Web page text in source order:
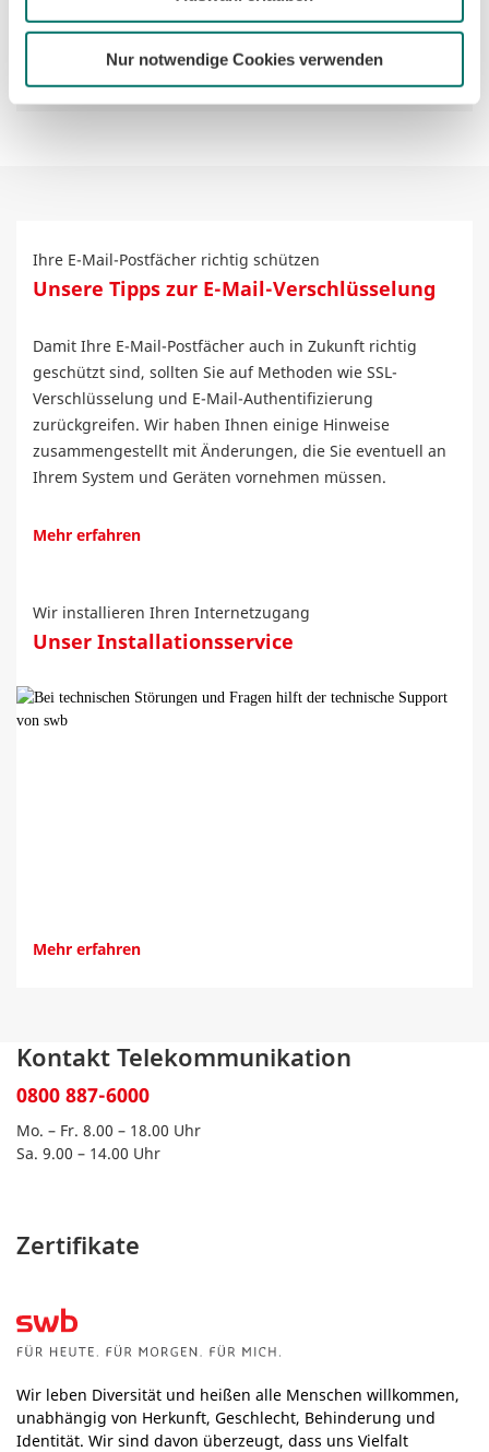
Nur notwendige Cookies verwenden
Mehr erfahren
Ihre E-Mail-Postfächer richtig schützen
Unsere Tipps zur E-Mail-Verschlüsselung
Damit Ihre E-Mail-Postfächer auch in Zukunft richtig
geschützt sind, sollten Sie auf Methoden wie SSL-
Verschlüsselung und E-Mail-Authentifizierung
zurückgreifen. Wir haben Ihnen einige Hinweise
zusammengestellt mit Änderungen, die Sie eventuell an
Ihrem System und Geräten vornehmen müssen.
Mehr erfahren
Wir installieren Ihren Internetzugang
Unser Installationsservice
Mehr erfahren
Kontakt Telekommunikation
0800 887-6000
Mo. – Fr. 8.00 – 18.00 Uhr
Sa. 9.00 – 14.00 Uhr
Zertifikate
Wir leben Diversität und heißen alle Menschen willkommen,
unabhängig von Herkunft, Geschlecht, Behinderung und
Identität. Wir sind davon überzeugt, dass uns Vielfalt